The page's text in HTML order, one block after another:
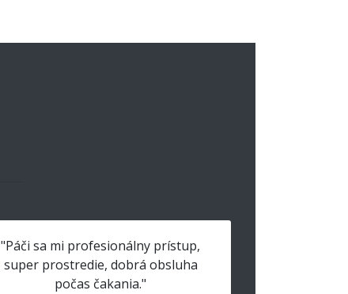
"Páči sa mi profesionálny prístup,
super prostredie, dobrá obsluha
počas čakania."